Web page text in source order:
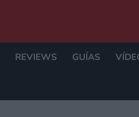
REVIEWS GUÍAS